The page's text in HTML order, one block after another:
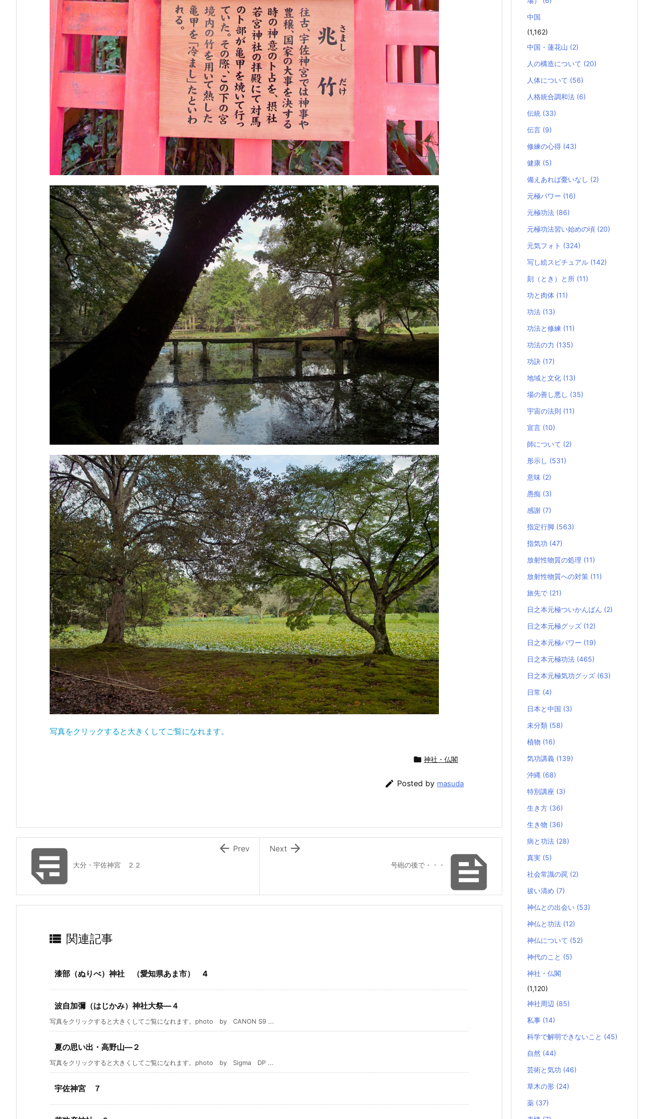
写真をクリックすると大きくしてご覧になれます。
 神社・仏閣
 Posted by masuda

号砲の後で・・・

Next
大分・宇佐神宮 ２２
 Prev
 関連記事
漆部（ぬりべ）神社 （愛知県あま市） 4
波自加彌（はじかみ）神社大祭―４
写真をクリックすると大きくしてご覧になれます。photo by CANON S9 ...
夏の思い出・高野山―２
写真をクリックすると大きくしてご覧になれます。photo by Sigma DP ...
宇佐神宮 ７
中国
(1,162)
中国・蓮花山 (2)
人の構造について (20)
人体について (56)
人格統合調和法 (6)
伝統 (33)
伝言 (9)
修練の心得 (43)
健康 (5)
備えあれば憂いなし (2)
元極パワー (16)
元極功法 (86)
元極功法習い始めの頃 (20)
元気フォト (324)
写し絵スピチュアル (142)
刻（とき）と所 (11)
功と肉体 (11)
功法 (13)
功法と修練 (11)
功法の力 (135)
功訣 (17)
地域と文化 (13)
場の善し悪し (35)
宇宙の法則 (11)
宣言 (10)
師について (2)
形示し (531)
意味 (2)
愚痴 (3)
感謝 (7)
指定行脚 (563)
指気功 (47)
放射性物質の処理 (11)
放射性物質への対策 (11)
旅先で (21)
日之本元極ついかんばん (2)
日之本元極グッズ (12)
日之本元極パワー (19)
日之本元極功法 (465)
日之本元極気功グッズ (63)
日常 (4)
日本と中国 (3)
未分類 (58)
植物 (16)
気功講義 (139)
沖縄 (68)
特別講座 (3)
生き方 (36)
生き物 (36)
病と功法 (28)
真実 (5)
社会常識の罠 (2)
祓い清め (7)
神仏との出会い (53)
神仏と功法 (12)
神仏について (52)
神代のこと (5)
神社・仏閣
(1,120)
神社周辺 (85)
私事 (14)
科学で解明できないこと (45)
自然 (44)
芸術と気功 (46)
草木の形 (24)
薬 (37)